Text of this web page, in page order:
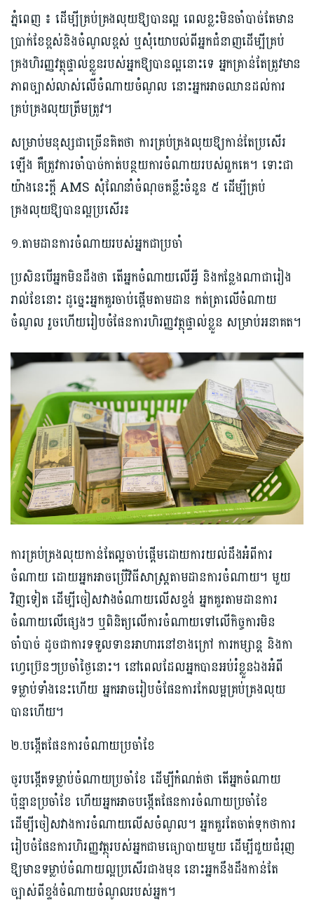
ភ្នំពេញ ៖ ដើម្បីគ្រប់គ្រងលុយឱ្យបានល្អ ពេលខ្លះ​មិនចាំបាច់តែមាន​​
ប្រាក់​ខែ​ខ្ពស់និងចំណូលខ្ពស់ ​ឬ​សុំយោបល់ពីអ្នកជំនាញ​ដើម្បី​គ្រប់
គ្រងហិរញ្ញវត្ថុ​ផ្ទាល់ខ្លួន​របស់​អ្នកឱ្យបានល្អនោះ​ទេ អ្នកគ្រាន់តែត្រូវមាន
ភាពច្បាស់លាស់លើចំណាយចំណូល នោះអ្នកអាចឈានដល់ការ
គ្រប់គ្រងលុយត្រឹមត្រូវ។
សម្រាប់មនុស្សជាច្រើនគិតថា ការគ្រប់គ្រងលុយឱ្យកាន់តែប្រសើរ
ឡើង គឺត្រូវការចាំបាច់កាត់បន្ថយការចំណាយរបស់ពួកគេ។ ទោះជា
យ៉ាងនេះក្តី AMS សុំណែនាំចំណុចគន្លឹះចំនួន ៥ ដើម្បីគ្រប់
គ្រងលុយឱ្យបានល្អប្រសើរ៖
១.តាមដានការចំណាយរបស់អ្នកជាប្រចាំ
ប្រសិនបើអ្នកមិនដឹងថា តើអ្នកចំណាយលើអ្វី និងកន្លែងណាជារៀង
រាល់ខែនោះ ដូច្នេះអ្នកគួរចាប់ផ្តើមតាមដាន កត់ត្រាលើចំណាយ
ចំណូល រួចហើយរៀបចំផែនការហិរញ្ញវត្ថុផ្ទាល់ខ្លួន សម្រាប់អនាគត។
ការ​គ្រប់​គ្រង​លុយ​កាន់​តែ​ល្អ​ចាប់​ផ្ដើម​ដោយ​ការ​យល់​ដឹង​អំពី​ការ​
ចំណាយ ដោយអ្នកអាចប្រើវិធីសាស្ត្រតាមដានការចំណាយ។ មួយ
វិញទៀត ដើម្បីចៀសវាងចំណាយលើសខ្ទង់ អ្នកគួរតាមដានការ
ចំណាយលើផ្សេងៗ ឬពិនិត្យលើការចំណាយទៅលើកិច្ចការមិន
ចាំបាច់ ដូចជាការទទួលទានអាហារនៅខាងក្រៅ ការកម្សាន្ត និងកា
ហ្វេប្រ៊េនៗប្រចាំថ្ងៃនោះ។ នៅពេលដែលអ្នកបានអប់រំខ្លួនឯងអំពី
ទម្លាប់ទាំងនេះហើយ អ្នកអាចរៀបចំផែនការកែលម្អគ្រប់គ្រងលុយ
បានហើយ។
២.បង្កើតផែនការចំណាយប្រចាំខែ
ចូរបង្កើតទម្លាប់ចំណាយប្រចាំខែ ដើម្បីកំណត់ថា តើអ្នកចំណាយ
ប៉ុន្មានប្រចាំខែ ហើយអ្នកអាចបង្កើតផែនការចំណាយប្រចាំខែ
ដើម្បីចៀសវាងការចំណាយលើសចំណូល។ អ្នកគួរតែចាត់ទុកថាការ
រៀបចំផែនការហិរញ្ញវត្ថុរបស់អ្នកជាមធ្យោបាយមួយ ដើម្បីជួយជំរុញ
ឱ្យមានទម្លាប់ចំណាយល្អប្រសើរជាងមុន នោះអ្នកនឹងដឹងកាន់តែ
ច្បាស់ពីខ្ទង់ចំណាយចំណូលរបស់អ្នក។